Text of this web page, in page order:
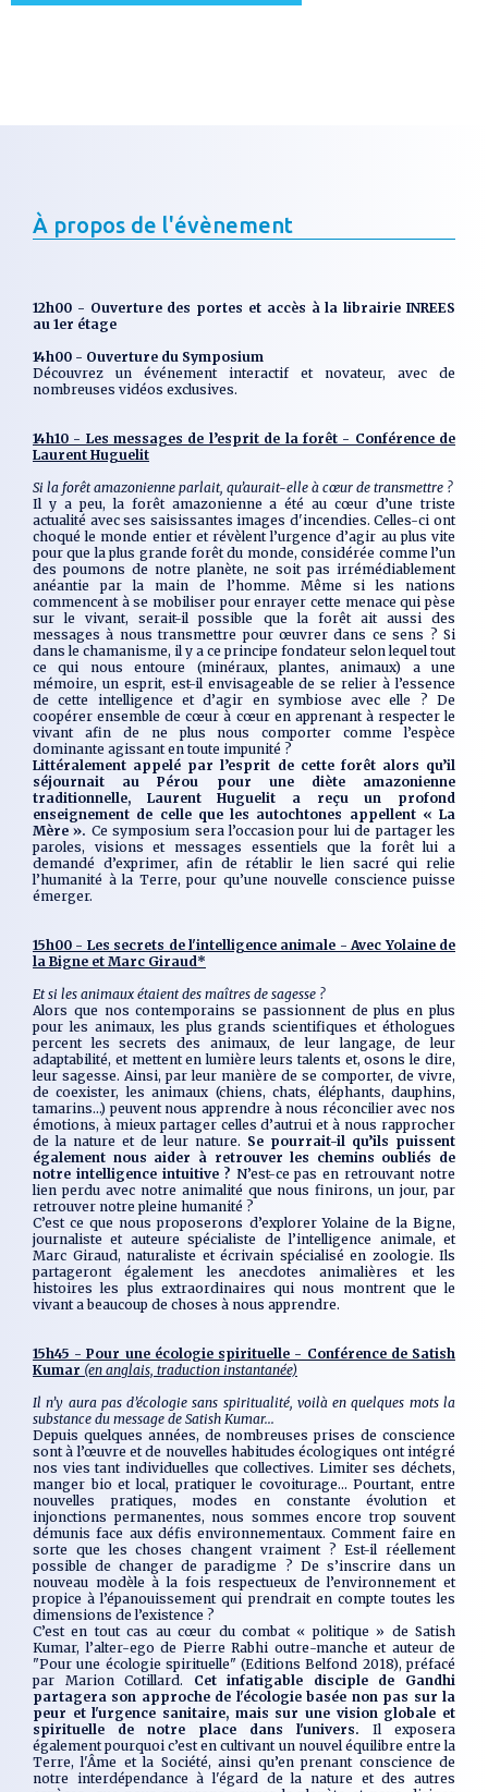
À propos de l'évènement
12h00 - Ouverture des portes et accès à la librairie INREES
au 1er étage
14h00 - Ouverture du Symposium
Découvrez un événement interactif et novateur, avec de
nombreuses vidéos exclusives.
14h10 - Les messages de l’esprit de la forêt - Conférence de
Laurent Huguelit
Si la forêt amazonienne parlait, qu’aurait-elle à cœur de transmettre ?
Il y a peu, la forêt amazonienne a été au cœur d’une triste
actualité avec ses saisissantes images d'incendies. Celles-ci ont
choqué le monde entier et révèlent l’urgence d’agir au plus vite
pour que la plus grande forêt du monde, considérée comme l’un
des poumons de notre planète, ne soit pas irrémédiablement
anéantie par la main de l’homme. Même si les nations
commencent à se mobiliser pour enrayer cette menace qui pèse
sur le vivant, serait-il possible que la forêt ait aussi des
messages à nous transmettre pour œuvrer dans ce sens ? Si
dans le chamanisme, il y a ce principe fondateur selon lequel tout
ce qui nous entoure (minéraux, plantes, animaux) a une
mémoire, un esprit, est-il envisageable de se relier à l’essence
de cette intelligence et d’agir en symbiose avec elle ? De
coopérer ensemble de cœur à cœur en apprenant à respecter le
vivant afin de ne plus nous comporter comme l’espèce
dominante agissant en toute impunité ?
Littéralement appelé par l’esprit de cette forêt alors qu’il
séjournait au Pérou pour une diète amazonienne
traditionnelle, Laurent Huguelit a reçu un profond
enseignement de celle que les autochtones appellent « La
Mère ». Ce symposium sera l’occasion pour lui de partager les
paroles, visions et messages essentiels que la forêt lui a
demandé d’exprimer, afin de rétablir le lien sacré qui relie
l’humanité à la Terre, pour qu’une nouvelle conscience puisse
émerger.
15h00 - Les secrets de l'intelligence animale - Avec Yolaine de
la Bigne et Marc Giraud*
Et si les animaux étaient des maîtres de sagesse ?
Alors que nos contemporains se passionnent de plus en plus
pour les animaux, les plus grands scientifiques et éthologues
percent les secrets des animaux, de leur langage, de leur
adaptabilité, et mettent en lumière leurs talents et, osons le dire,
leur sagesse. Ainsi, par leur manière de se comporter, de vivre,
de coexister, les animaux (chiens, chats, éléphants, dauphins,
tamarins…) peuvent nous apprendre à nous réconcilier avec nos
émotions, à mieux partager celles d’autrui et à nous rapprocher
de la nature et de leur nature. Se pourrait-il qu’ils puissent
également nous aider à retrouver les chemins oubliés de
notre intelligence intuitive ? N’est-ce pas en retrouvant notre
lien perdu avec notre animalité que nous finirons, un jour, par
retrouver notre pleine humanité ?
C’est ce que nous proposerons d’explorer Yolaine de la Bigne,
journaliste et auteure spécialiste de l’intelligence animale, et
Marc Giraud, naturaliste et écrivain spécialisé en zoologie. Ils
partageront également les anecdotes animalières et les
histoires les plus extraordinaires qui nous montrent que le
vivant a beaucoup de choses à nous apprendre.
15h45 - Pour une écologie spirituelle - Conférence de Satish
Kumar (en anglais, traduction instantanée)
Il n’y aura pas d’écologie sans spiritualité, voilà en quelques mots la
substance du message de Satish Kumar...
Depuis quelques années, de nombreuses prises de conscience
sont à l’œuvre et de nouvelles habitudes écologiques ont intégré
nos vies tant individuelles que collectives. Limiter ses déchets,
manger bio et local, pratiquer le covoiturage... Pourtant, entre
nouvelles pratiques, modes en constante évolution et
injonctions permanentes, nous sommes encore trop souvent
démunis face aux défis environnementaux. Comment faire en
sorte que les choses changent vraiment ? Est-il réellement
possible de changer de paradigme ? De s’inscrire dans un
nouveau modèle à la fois respectueux de l’environnement et
propice à l’épanouissement qui prendrait en compte toutes les
dimensions de l’existence ?
C’est en tout cas au cœur du combat « politique » de Satish
Kumar, l’alter-ego de Pierre Rabhi outre-manche et auteur de
"Pour une écologie spirituelle" (Editions Belfond 2018), préfacé
par Marion Cotillard. Cet infatigable disciple de Gandhi
partagera son approche de l'écologie basée non pas sur la
peur et l'urgence sanitaire, mais sur une vision globale et
spirituelle de notre place dans l'univers. Il exposera
également pourquoi c’est en cultivant un nouvel équilibre entre la
Terre, l'Âme et la Société, ainsi qu’en prenant conscience de
notre interdépendance à l'égard de la nature et des autres